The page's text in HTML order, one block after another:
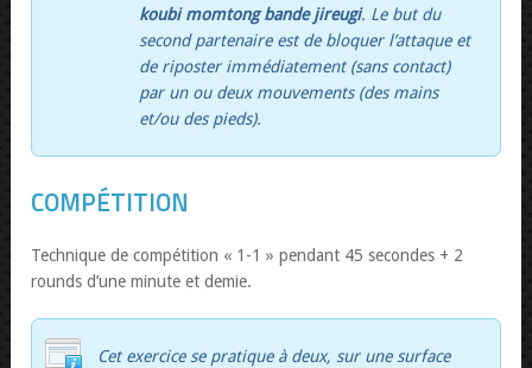
koubi momtong bande jireugi. Le but du
second partenaire est de bloquer l’attaque et
de riposter immédiatement (sans contact)
par un ou deux mouvements (des mains
et/ou des pieds).
COMPÉTITION
Technique de compétition « 1-1 » pendant 45 secondes + 2
rounds d’une minute et demie.
Cet exercice se pratique à deux, sur une surface